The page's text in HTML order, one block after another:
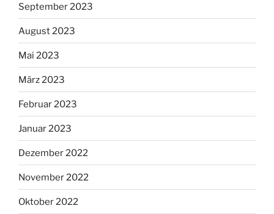
September 2023
August 2023
Mai 2023
März 2023
Februar 2023
Januar 2023
Dezember 2022
November 2022
Oktober 2022